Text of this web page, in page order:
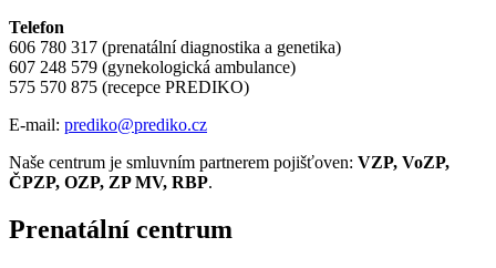
Telefon
606 780 317 (prenatální diagnostika a genetika)
607 248 579 (gynekologická ambulance)
575 570 875 (recepce PREDIKO)
E-mail: prediko@prediko.cz
Naše centrum je smluvním partnerem pojišťoven: VZP, VoZP,
ČPZP, OZP, ZP MV, RBP.
Prenatální centrum